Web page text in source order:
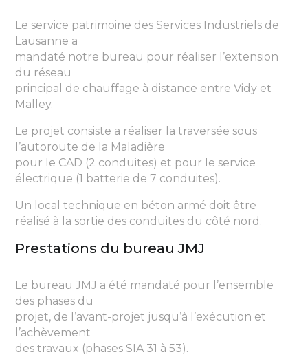
Le service patrimoine des Services Industriels de
Lausanne a
mandaté notre bureau pour réaliser l’extension
du réseau
principal de chauffage à distance entre Vidy et
Malley.
Le projet consiste a réaliser la traversée sous
l’autoroute de la Maladière
pour le CAD (2 conduites) et pour le service
électrique (1 batterie de 7 conduites).
Un local technique en béton armé doit être
réalisé à la sortie des conduites du côté nord.
Prestations du bureau JMJ
Le bureau JMJ a été mandaté pour l’ensemble
des phases du
projet, de l’avant-projet jusqu’à l’exécution et
l’achèvement
des travaux (phases SIA 31 à 53).